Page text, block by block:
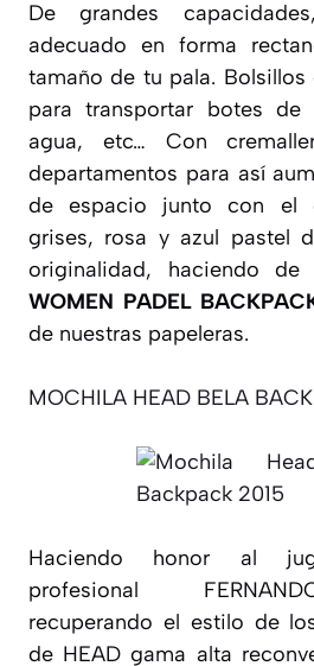
De grandes
adecuado en forma
tamaño de tu pala.
para transportar botes de
agua, etc… Con
departamentos para así
de espacio junto con el
grises, rosa y azul pastel
originalidad, haciendo
WOMEN PADEL
de nuestras papeleras.
MOCHILA HEAD BELA
Haciendo honor al
profesional
recuperando el estilo de
de HEAD gama alta